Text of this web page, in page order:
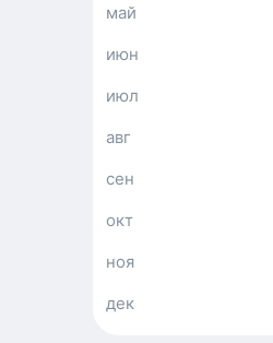
май
июн
июл
авг
сен
окт
ноя
дек